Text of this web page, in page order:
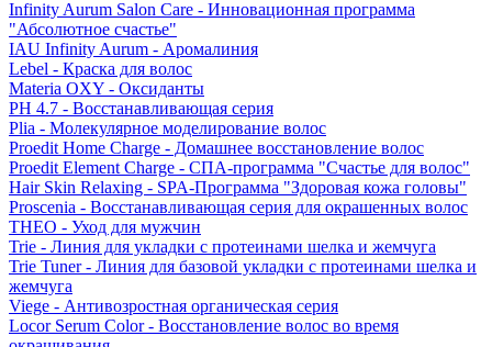
Infinity Aurum Salon Care - Инновационная программа
"Абсолютное счастье"
IAU Infinity Aurum - Аромалиния
Lebel - Краска для волос
Materia OXY - Оксиданты
PH 4.7 - Восстанавливающая серия
Plia - Молекулярное моделирование волос
Proedit Home Charge - Домашнее восстановление волос
Proedit Element Charge - СПА-программа "Счастье для волос"
Hair Skin Relaxing - SPA-Программа "Здоровая кожа головы"
Proscenia - Восстанавливающая серия для окрашенных волос
THEO - Уход для мужчин
Trie - Линия для укладки с протеинами шелка и жемчуга
Trie Tuner - Линия для базовой укладки с протеинами шелка и
жемчуга
Viege - Антивозростная органическая серия
Locor Serum Color - Восстановление волос во время